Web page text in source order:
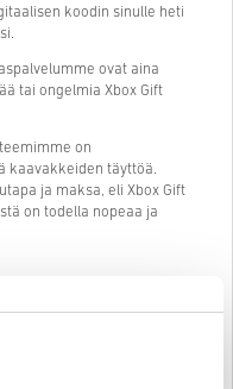
koodin sinulle heti
ovat aina
tai ongelmia Xbox Gift
on
kaavakkeiden täyttöä.
ja maksa, eli Xbox Gift
on todella nopeaa ja
ostaminen on nopeaa